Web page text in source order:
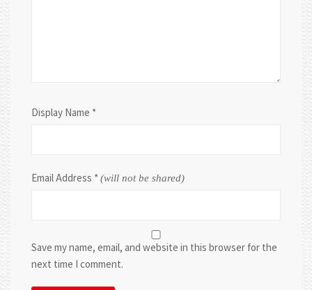
Display Name *
Email Address *(will not be shared)
Save my name, email, and website in this browser for the
next time I comment.